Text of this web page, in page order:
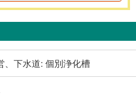
、下水道: 個別浄化槽